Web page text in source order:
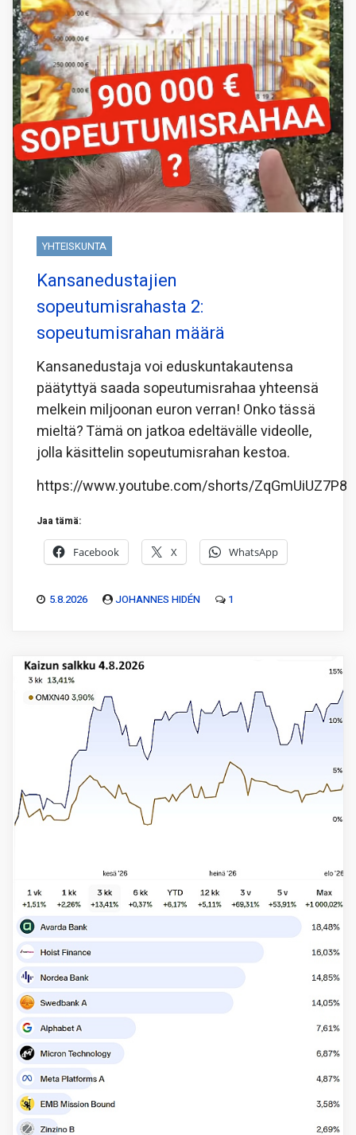
YHTEISKUNTA
Kansanedustajien
sopeutumisrahasta 2:
sopeutumisrahan määrä
Kansanedustaja voi eduskuntakautensa
päätyttyä saada sopeutumisrahaa yhteensä
melkein miljoonan euron verran! Onko tässä
mieltä? Tämä on jatkoa edeltävälle videolle,
jolla käsittelin sopeutumisrahan kestoa.
https://www.youtube.com/shorts/ZqGmUiUZ7P8
Jaa tämä:
Facebook X WhatsApp
5.8.2026 JOHANNES HIDÉN 1